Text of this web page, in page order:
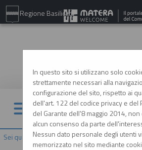
Regione Basilicata
Sei qui: Home»Informazioni»Helpdesk
In questo sito si utilizzano solo
strettamente necessari alla
configurazione del sito, rispetto ai
dell'art. 122 del codice privacy e del
del Garante dell'8 maggio 2014,
alcun consenso da parte
Nessun dato personale degli utenti
memorizzato nel sito mediante